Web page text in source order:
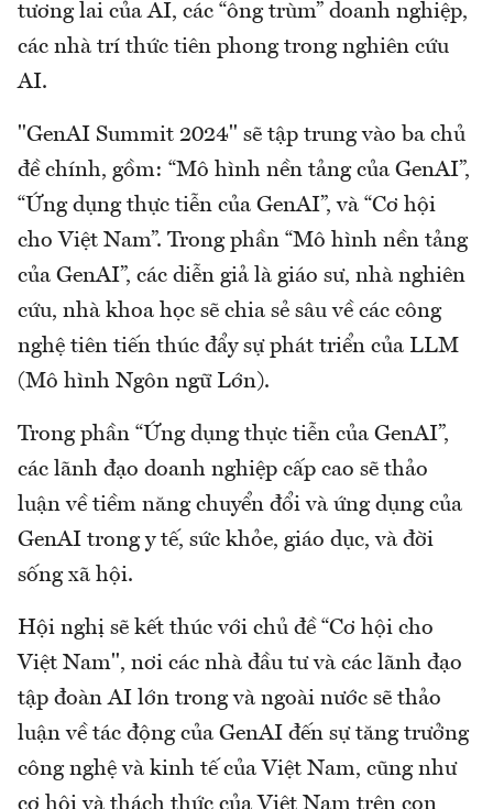
tương lai của AI, các “ông trùm” doanh nghiệp,
các nhà trí thức tiên phong trong nghiên cứu
AI.
"GenAI Summit 2024" sẽ tập trung vào ba chủ
đề chính, gồm: “Mô hình nền tảng của GenAI”,
“Ứng dụng thực tiễn của GenAI”, và “Cơ hội
cho Việt Nam”. Trong phần “Mô hình nền tảng
của GenAI”, các diễn giả là giáo sư, nhà nghiên
cứu, nhà khoa học sẽ chia sẻ sâu về các công
nghệ tiên tiến thúc đẩy sự phát triển của LLM
(Mô hình Ngôn ngữ Lớn).
Trong phần “Ứng dụng thực tiễn của GenAI”,
các lãnh đạo doanh nghiệp cấp cao sẽ thảo
luận về tiềm năng chuyển đổi và ứng dụng của
GenAI trong y tế, sức khỏe, giáo dục, và đời
sống xã hội.
Hội nghị sẽ kết thúc với chủ đề “Cơ hội cho
Việt Nam", nơi các nhà đầu tư và các lãnh đạo
tập đoàn AI lớn trong và ngoài nước sẽ thảo
luận về tác động của GenAI đến sự tăng trưởng
công nghệ và kinh tế của Việt Nam, cũng như